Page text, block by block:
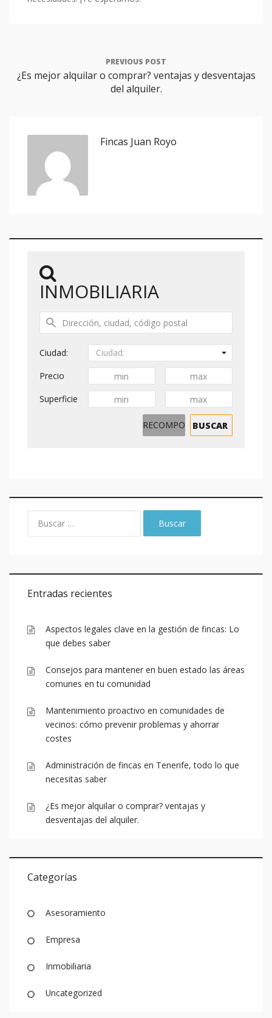
PREVIOUS POST
¿Es mejor alquilar o comprar? ventajas y desventajas
del alquiler.
Fincas Juan Royo
INMOBILIARIA
Ciudad:
Ciudad:
Precio
Superficie
Entradas recientes
Aspectos legales clave en la gestión de fincas: Lo
que debes saber
Consejos para mantener en buen estado las áreas
comunes en tu comunidad
Mantenimiento proactivo en comunidades de
vecinos: cómo prevenir problemas y ahorrar
costes
Administración de fincas en Tenerife, todo lo que
necesitas saber
¿Es mejor alquilar o comprar? ventajas y
desventajas del alquiler.
Categorías
Asesoramiento
Empresa
Inmobiliaria
Uncategorized